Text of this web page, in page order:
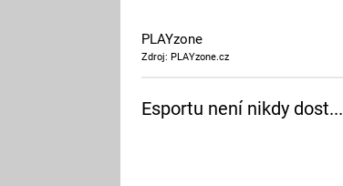
PLAYzone
Zdroj: PLAYzone.cz
Esportu není nikdy dost...